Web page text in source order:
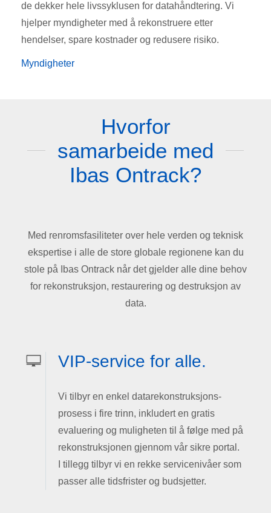
de dekker hele livssyklusen for datahåndtering. Vi
hjelper myndigheter med å rekonstruere etter
hendelser, spare kostnader og redusere risiko.
Myndigheter
Hvorfor
samarbeide med
Ibas Ontrack?
Med renromsfasiliteter over hele verden og teknisk
ekspertise i alle de store globale regionene kan du
stole på Ibas Ontrack når detgjelder alle dine behov
for rekonstruksjon, restaurering og destruksjon av
data.
VIP-service for alle.
Vi tilbyr en enkel datarekonstruksjons-
prosess i fire trinn, inkludert en gratis
evaluering og muligheten til å følge med på
rekonstruksjonen gjennom vår sikre portal.
I tillegg tilbyr vi en rekke servicenivåer som
passer alle tidsfrister og budsjetter.